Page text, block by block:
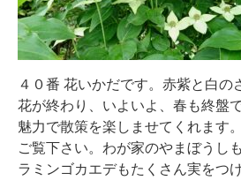
４０番 花いかだです。赤紫と白の
花が終わり、いよいよ、春も終盤
魅力で散策を楽しませてくれます
ご覧下さい。わが家のやまぼうし
ラミンゴカエデもたくさん実をつ